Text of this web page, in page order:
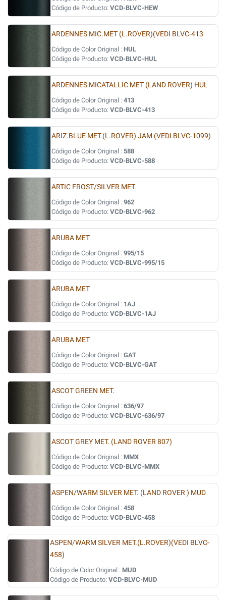
Código de Producto: VCD-BLVC-HEW
ARDENNES MIC.MET (L.ROVER)(VEDI BLVC-413
Código de Color Original : HUL
Código de Producto: VCD-BLVC-HUL
ARDENNES MICATALLIC MET (LAND ROVER) HUL
Código de Color Original : 413
Código de Producto: VCD-BLVC-413
ARIZ.BLUE MET.(L.ROVER) JAM (VEDI BLVC-1099)
Código de Color Original : 588
Código de Producto: VCD-BLVC-588
ARTIC FROST/SILVER MET.
Código de Color Original : 962
Código de Producto: VCD-BLVC-962
ARUBA MET
Código de Color Original : 995/15
Código de Producto: VCD-BLVC-995/15
ARUBA MET
Código de Color Original : 1AJ
Código de Producto: VCD-BLVC-1AJ
ARUBA MET
Código de Color Original : GAT
Código de Producto: VCD-BLVC-GAT
ASCOT GREEN MET.
Código de Color Original : 636/97
Código de Producto: VCD-BLVC-636/97
ASCOT GREY MET. (LAND ROVER 807)
Código de Color Original : MMX
Código de Producto: VCD-BLVC-MMX
ASPEN/WARM SILVER MET. (LAND ROVER ) MUD
Código de Color Original : 458
Código de Producto: VCD-BLVC-458
ASPEN/WARM SILVER MET.(L.ROVER)(VEDI BLVC-
458)
Código de Color Original : MUD
Código de Producto: VCD-BLVC-MUD